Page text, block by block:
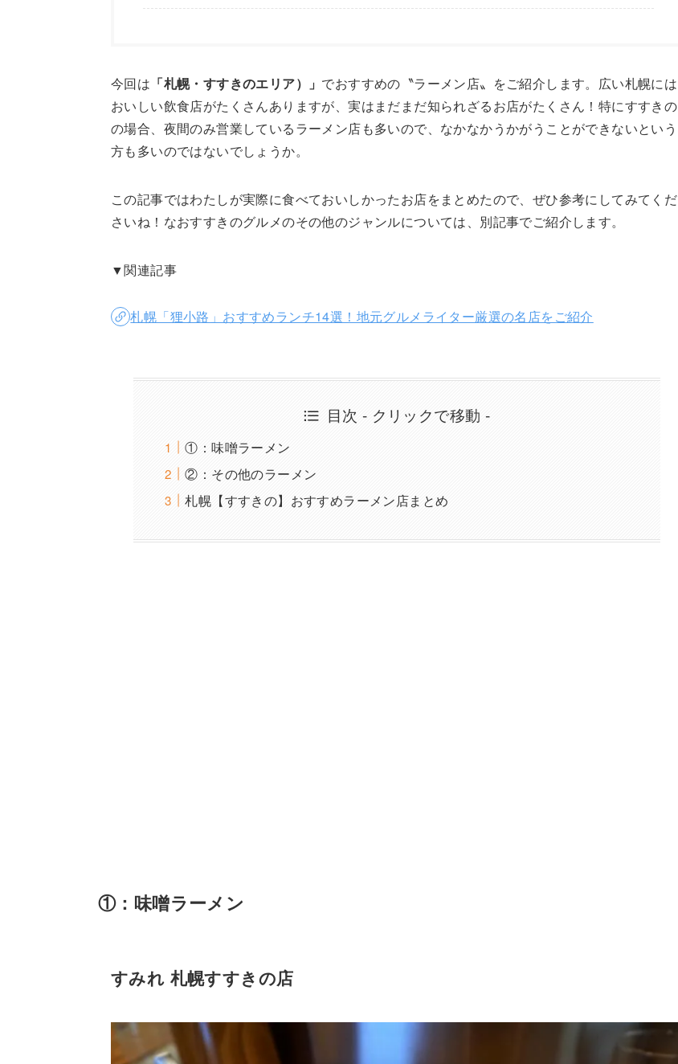
今回は 「札幌・すすきのエリア）」 でおすすめの〝ラーメン店〟をご紹介します。広い札幌には
おいしい飲食店がたくさんありますが、実はまだまだ知られざるお店がたくさん！特にすすきの
の場合、夜間のみ営業しているラーメン店も多いので、なかなかうかがうことができないという
方も多いのではないでしょうか。
この記事ではわたしが実際に食べておいしかったお店をまとめたので、ぜひ参考にしてみてくだ
さいね！なおすすきのグルメのその他のジャンルについては、別記事でご紹介します。
▼関連記事
札幌「狸小路」おすすめランチ14選！地元グルメライター厳選の名店をご紹介
目次 - クリックで移動 -
①：味噌ラーメン
②：その他のラーメン
札幌【すすきの】おすすめラーメン店まとめ
①：味噌ラーメン
すみれ 札幌すすきの店